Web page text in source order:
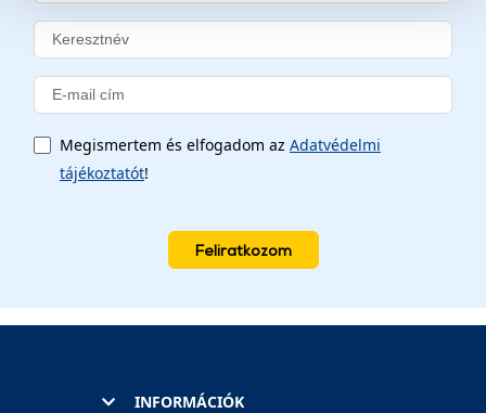
szolgáltatásaink biztosításához szükségesek. Az oldal
használatával Ön elfogadja a cookie-k használatát.
Megismertem és elfogadom az Adatvédelmi
tájékoztatót!
Feliratkozom
INFORMÁCIÓK